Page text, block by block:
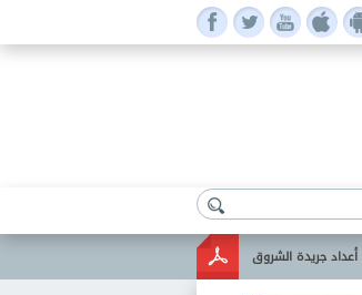
أعداد جريدة الشروق